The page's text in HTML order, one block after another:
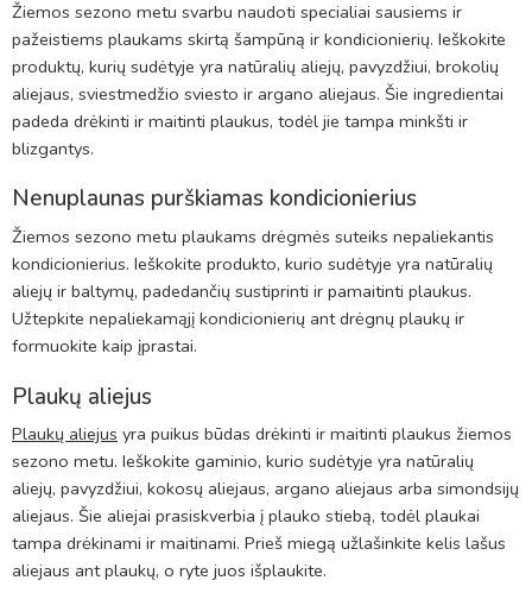
Žiemos sezono metu svarbu naudoti specialiai sausiems ir
pažeistiems plaukams skirtą šampūną ir kondicionierių. Ieškokite
produktų, kurių sudėtyje yra natūralių aliejų, pavyzdžiui, brokolių
aliejaus, sviestmedžio sviesto ir argano aliejaus. Šie ingredientai
padeda drėkinti ir maitinti plaukus, todėl jie tampa minkšti ir
blizgantys.
Nenuplaunas purškiamas kondicionierius
Žiemos sezono metu plaukams drėgmės suteiks nepaliekantis
kondicionierius. Ieškokite produkto, kurio sudėtyje yra natūralių
aliejų ir baltymų, padedančių sustiprinti ir pamaitinti plaukus.
Užtepkite nepaliekamąjį kondicionierių ant drėgnų plaukų ir
formuokite kaip įprastai.
Plaukų aliejus
Plaukų aliejus yra puikus būdas drėkinti ir maitinti plaukus žiemos
sezono metu. Ieškokite gaminio, kurio sudėtyje yra natūralių
aliejų, pavyzdžiui, kokosų aliejaus, argano aliejaus arba simondsijų
aliejaus. Šie aliejai prasiskverbia į plauko stiebą, todėl plaukai
tampa drėkinami ir maitinami. Prieš miegą užlašinkite kelis lašus
aliejaus ant plaukų, o ryte juos išplaukite.